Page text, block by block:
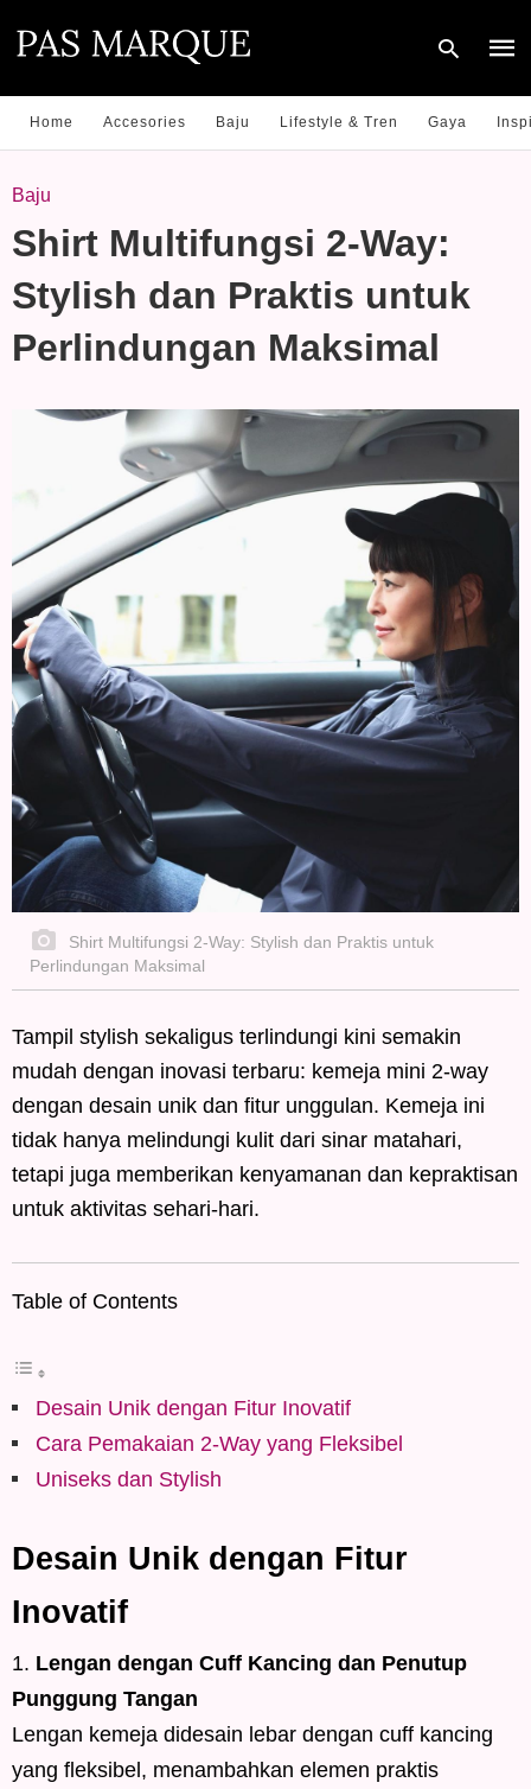
Home Accesories Baju Lifestyle & Tren Gaya
Baju
Shirt Multifungsi 2-Way:
Stylish dan Praktis untuk
Perlindungan Maksimal
Shirt Multifungsi 2-Way: Stylish dan Praktis untuk
Perlindungan Maksimal
Tampil stylish sekaligus terlindungi kini semakin
mudah dengan inovasi terbaru: kemeja mini 2-way
dengan desain unik dan fitur unggulan. Kemeja ini
tidak hanya melindungi kulit dari sinar matahari,
tetapi juga memberikan kenyamanan dan kepraktisan
untuk aktivitas sehari-hari.
Table of Contents
Desain Unik dengan Fitur Inovatif
Cara Pemakaian 2-Way yang Fleksibel
Uniseks dan Stylish
Desain Unik dengan Fitur
Inovatif
Lengan dengan Cuff Kancing dan Penutup
Punggung Tangan
Lengan kemeja didesain lebar dengan cuff kancing
yang fleksibel, menambahkan elemen praktis